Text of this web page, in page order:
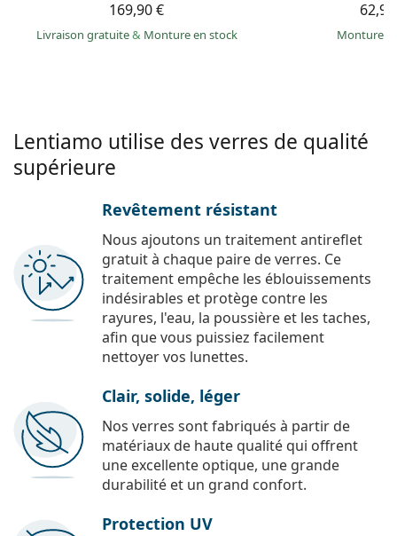
169,90 €
Livraison gratuite& Monture en stock Monture
Lentiamo utilise des verres de qualité
supérieure
Revêtement résistant
Nous ajoutons un traitement antireflet
gratuit à chaque paire de verres. Ce
traitement empêche les éblouissements
indésirables et protège contre les
rayures, l'eau, la poussière et les taches,
afin que vous puissiez facilement
nettoyer vos lunettes.
Clair, solide, léger
Nos verres sont fabriqués à partir de
matériaux de haute qualité qui offrent
une excellente optique, une grande
durabilité et un grand confort.
Protection UV